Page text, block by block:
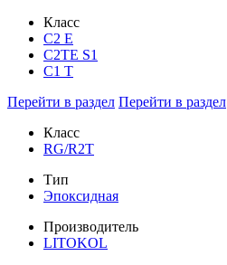
Класс
С2 Е
C2TE S1
C1 T
Перейти в раздел Перейти в раздел
Класс
RG/R2T
Тип
Эпоксидная
Производитель
LITOKOL